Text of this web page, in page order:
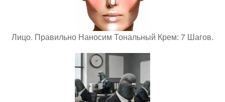
Лицо. Правильно Наносим Тональный Крем: 7 Шагов.